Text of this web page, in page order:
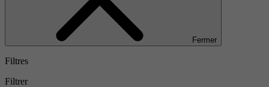
Fermer
Filtres
Filtrer